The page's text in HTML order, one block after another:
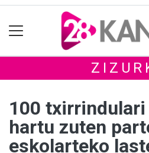
100
hartu zuten
eskolarteko